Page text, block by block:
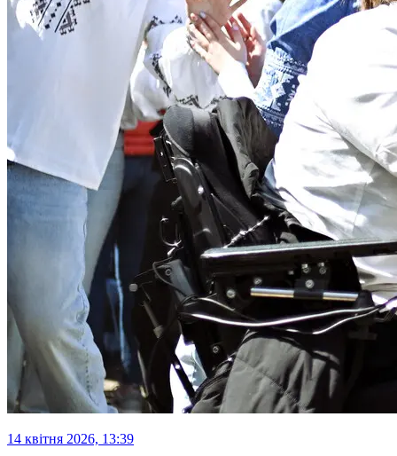
14 квітня 2026, 13:39